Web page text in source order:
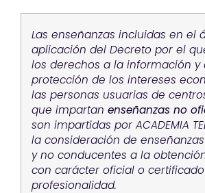
Las enseñanzas incluidas en el
aplicación del Decreto por el
los derechos a la información y
protección de los intereses
las personas usuarias de
que impartan enseñanzas no
son impartidas por ACADEMIA
la consideración de
y no conducentes a la
con carácter oficial o
profesionalidad.